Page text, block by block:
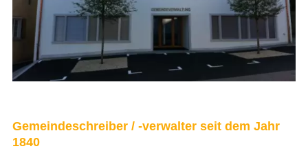
Gemeindeschreiber / -verwalter seit dem Jahr
1840